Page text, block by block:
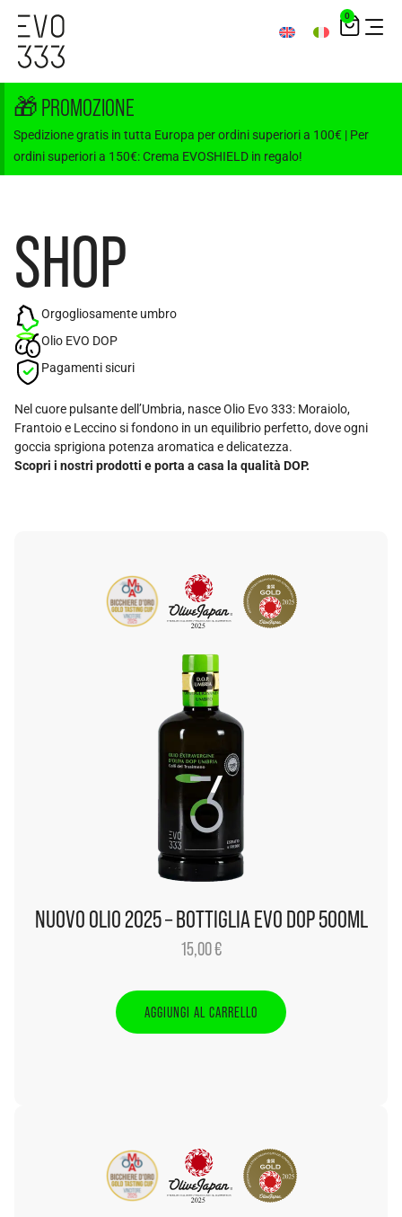
0
🎁 PROMOZIONE
Spedizione gratis in tutta Europa per ordini superiori a 100€ | Per
ordini superiori a 150€: Crema EVOSHIELD in regalo!
SHOP
Orgogliosamente umbro
Olio EVO DOP
Pagamenti sicuri
Nel cuore pulsante dell’Umbria, nasce Olio Evo 333: Moraiolo,
Frantoio e Leccino si fondono in un equilibrio perfetto, dove ogni
goccia sprigiona potenza aromatica e delicatezza.
Scopri i nostri prodotti e porta a casa la qualità DOP.
NUOVO OLIO 2025 – BOTTIGLIA EVO DOP 500ML
15,00€
AGGIUNGI AL CARRELLO